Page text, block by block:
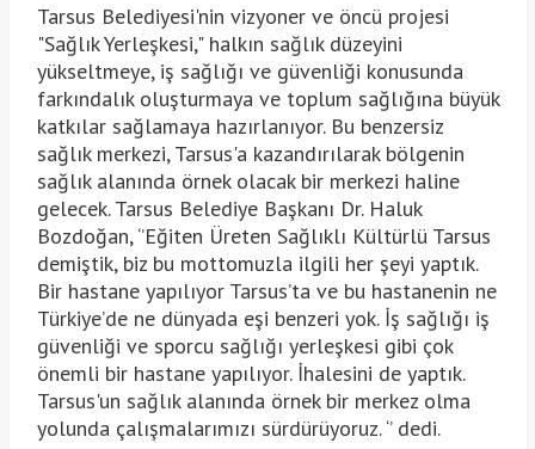
Tarsus Belediyesi'nin vizyoner ve öncü projesi
"Sağlık Yerleşkesi," halkın sağlık düzeyini
yükseltmeye, iş sağlığı ve güvenliği konusunda
farkındalık oluşturmaya ve toplum sağlığına büyük
katkılar sağlamaya hazırlanıyor. Bu benzersiz
sağlık merkezi, Tarsus'a kazandırılarak bölgenin
sağlık alanında örnek olacak bir merkezi haline
gelecek. Tarsus Belediye Başkanı Dr. Haluk
Bozdoğan, ‘’Eğiten Üreten Sağlıklı Kültürlü Tarsus
demiştik, biz bu mottomuzla ilgili her şeyi yaptık.
Bir hastane yapılıyor Tarsus’ta ve bu hastanenin ne
Türkiye’de ne dünyada eşi benzeri yok. İş sağlığı iş
güvenliği ve sporcu sağlığı yerleşkesi gibi çok
önemli bir hastane yapılıyor. İhalesini de yaptık.
Tarsus'un sağlık alanında örnek bir merkez olma
yolunda çalışmalarımızı sürdürüyoruz. ‘’ dedi.